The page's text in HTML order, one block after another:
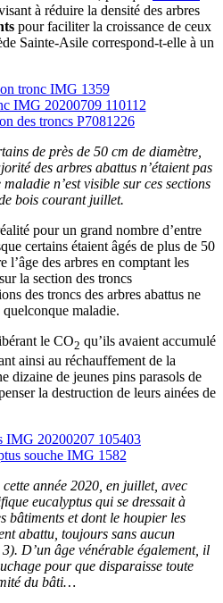
à réduire la densité des arbres
pour faciliter la croissance de ceux
Sainte-Asile correspond-t-elle à un
de près de 50 cm de diamètre,
des arbres abattus n’étaient pas
n’est visible sur ces sections
bois courant juillet.
pour un grand nombre d’entre
certains étaient âgés de plus de 50
l’âge des arbres en comptant les
la section des troncs
des troncs des arbres abattus ne
maladie.
le CO2 qu’ils avaient accumulé
ainsi au réchauffement de la
dizaine de jeunes pins parasols de
la destruction de leurs ainées de
année 2020, en juillet, avec
eucalyptus qui se dressait à
bâtiments et dont le houpier les
abattu, toujours sans aucun
D’un âge vénérable également, il
pour que disparaisse toute
du bâti…